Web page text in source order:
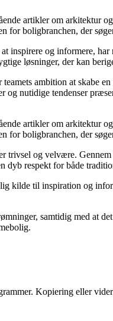
artikler om arkitektur
for boligbranchen, der
inspirere og informere,
løsninger, der kan
ambition at skabe
og nutidige tendenser
artikler om arkitektur
for boligbranchen, der
trivsel og velvære.
dyb respekt for både
kilde til inspiration og
samtidig med at
Kopiering eller